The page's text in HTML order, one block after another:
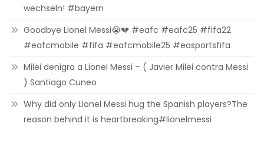
wechseln! #bayern
Goodbye Lionel Messi😭💔 #eafc #eafc25 #fifa22
#eafcmobile #fifa #eafcmobile25 #easportsfifa
Milei denigra a Lionel Messi – ( Javier Milei contra Messi
) Santiago Cuneo
Why did only Lionel Messi hug the Spanish players?The
reason behind it is heartbreaking#lionelmessi